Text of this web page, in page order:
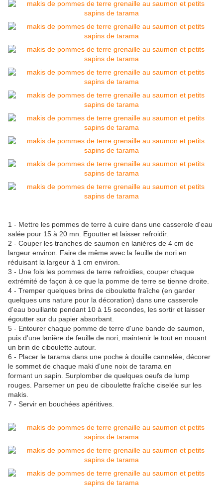
1 - Mettre les pommes de terre à cuire dans une casserole d'eau
salée pour 15 à 20 mn. Egoutter et laisser refroidir.
2 - Couper les tranches de saumon en lanières de 4 cm de
largeur environ. Faire de même avec la feuille de nori en
réduisant la largeur à 1 cm environ.
3 - Une fois les pommes de terre refroidies, couper chaque
extrémité de façon à ce que la pomme de terre se tienne droite.
4 - Tremper quelques brins de ciboulette fraîche (en garder
quelques uns nature pour la décoration) dans une casserole
d'eau bouillante pendant 10 à 15 secondes, les sortir et laisser
égoutter sur du papier absorbant.
5 - Entourer chaque pomme de terre d'une bande de saumon,
puis d'une lanière de feuille de nori, maintenir le tout en nouant
un brin de ciboulette autour.
6 - Placer le tarama dans une poche à douille cannelée, décorer
le sommet de chaque maki d'une noix de tarama en
formant un sapin. Surplomber de quelques oeufs de lump
rouges. Parsemer un peu de ciboulette fraîche ciselée sur les
makis.
7 - Servir en bouchées apéritives.